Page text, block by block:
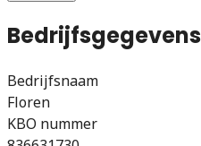
Bedrijfsgegevens
Bedrijfsnaam
Floren
KBO nummer